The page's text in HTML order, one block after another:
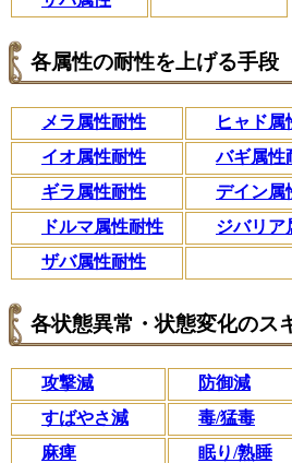
各属性の耐性を上げる手段
メラ属性耐性
ヒャド属
イオ属性耐性
バギ属性
ギラ属性耐性
デイン属
ドルマ属性耐性
ジバリア
ザバ属性耐性
各状態異常・状態変化のス
攻撃減
防御減
すばやさ減
毒/猛毒
麻痺
眠り/熟睡